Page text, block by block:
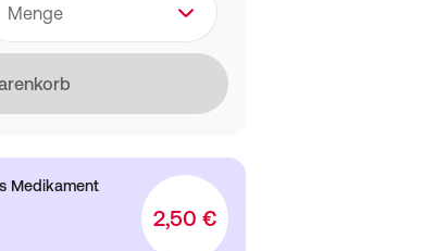
Menge
Medikament
2,50 €